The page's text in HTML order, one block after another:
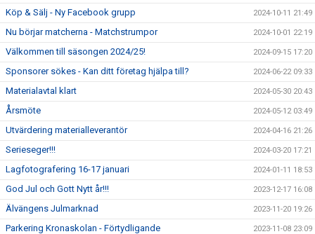
Köp & Sälj - Ny Facebook grupp 2024-10-11 21:49
Nu börjar matcherna - Matchstrumpor 2024-10-01 22:19
Välkommen till säsongen 2024/25! 2024-09-15 17:20
Sponsorer sökes - Kan ditt företag hjälpa till? 2024-06-22 09:33
Materialavtal klart 2024-05-30 20:43
Årsmöte 2024-05-12 03:49
Utvärdering materialleverantör 2024-04-16 21:26
Serieseger!!! 2024-03-20 17:21
Lagfotografering 16-17 januari 2024-01-11 18:53
God Jul och Gott Nytt år!!! 2023-12-17 16:08
Älvängens Julmarknad 2023-11-20 19:26
Parkering Kronaskolan - Förtydligande 2023-11-08 23:09